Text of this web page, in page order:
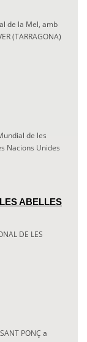
de la Mel, amb
(TARRAGONA)
de les
Nacions Unides
ABELLES
DE LES
PONÇ a